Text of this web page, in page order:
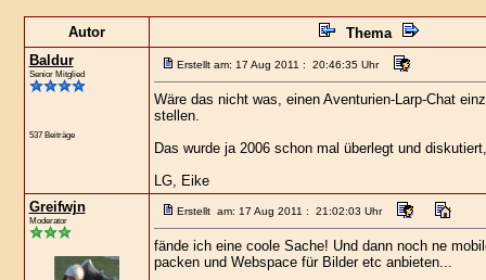
Autor
Thema
Baldur
Senior Mitglied
537 Beiträge
Erstellt am: 17 Aug 2011 : 20:46:35 Uhr
Wäre das nicht was, einen Aventurien-Larp-Chat
stellen.
Das wurde ja 2006 schon mal überlegt und
LG, Eike
Greifwjn
Moderator
Erstellt am: 17 Aug 2011 : 21:02:03 Uhr
fände ich eine coole Sache! Und dann noch ne
packen und Webspace für Bilder etc anbieten...